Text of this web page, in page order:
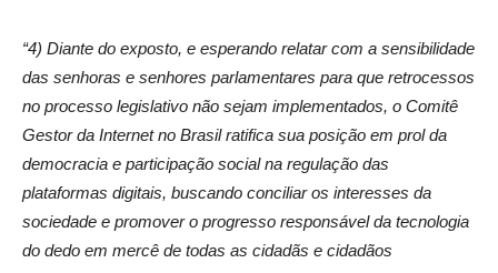
“4) Diante do exposto, e esperando relatar com a sensibilidade
das senhoras e senhores parlamentares para que retrocessos
no processo legislativo não sejam implementados, o Comitê
Gestor da Internet no Brasil ratifica sua posição em prol da
democracia e participação social na regulação das
plataformas digitais, buscando conciliar os interesses da
sociedade e promover o progresso responsável da tecnologia
do dedo em mercê de todas as cidadãs e cidadãos